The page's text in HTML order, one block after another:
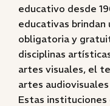
educativo desde
educativas brindan
obligatoria y
disciplinas
artes visuales, el
artes
Estas